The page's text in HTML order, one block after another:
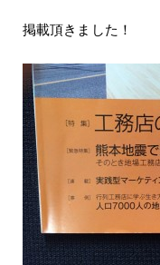
掲載頂きました！